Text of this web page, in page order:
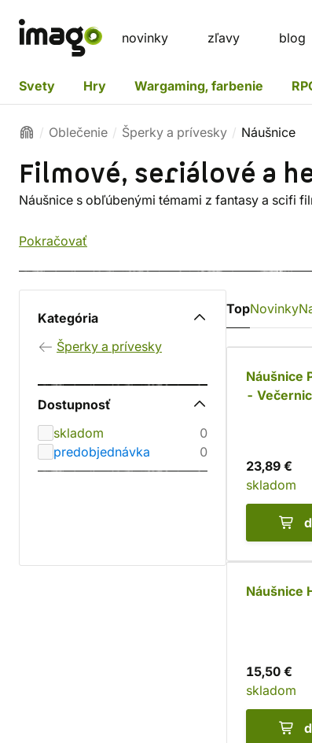
novinky zľavy blog
Svety Hry Wargaming, farbenie
Oblečenie Šperky a prívesky Náušnice
Filmové, seriálové a
Náušnice s obľúbenými témami z fantasy a scifi
Pokračovať
Kategória
Šperky a prívesky
Dostupnosť
skladom
0
predobjednávka
0
TopNovinky
Náušnice
-
23,89 €
skladom
Náušnice
15,50 €
skladom